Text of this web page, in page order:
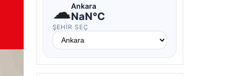
☁Ankara
NaN°C
ŞEHIR SEÇ